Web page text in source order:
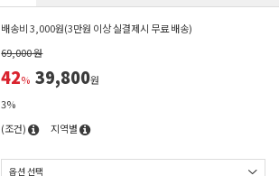
배송비 3,000원(3만원 이상 실결제시 무료 배송)
69,000 원
42% 39,800원
3%
(조건) 지역별